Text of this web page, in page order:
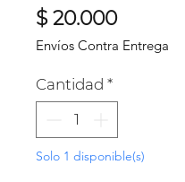
$ 20.000Precio
Envíos Contra Entrega
Cantidad *
Solo 1 disponible(s)